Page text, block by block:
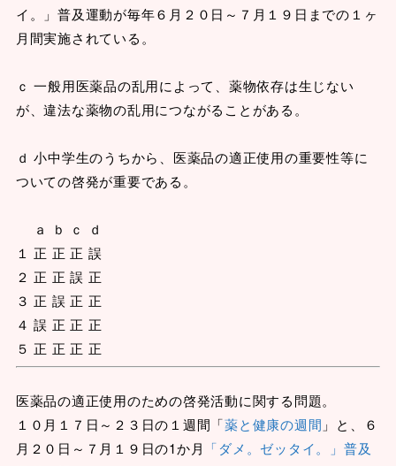
イ。」普及運動が毎年６月２０日～７月１９日までの１ヶ
月間実施されている。
ｃ 一般用医薬品の乱用によって、薬物依存は生じない
が、違法な薬物の乱用につながることがある。
ｄ 小中学生のうちから、医薬品の適正使用の重要性等に
ついての啓発が重要である。
ａ ｂ ｃ ｄ
１ 正 正 正 誤
２ 正 正 誤 正
３ 正 誤 正 正
４ 誤 正 正 正
５ 正 正 正 正
医薬品の適正使用のための啓発活動に関する問題。
１０月１７日～２３日の１週間「薬と健康の週間 」と、６
月２０日～７月１９日の1か月 「ダメ。ゼッタイ。」普及